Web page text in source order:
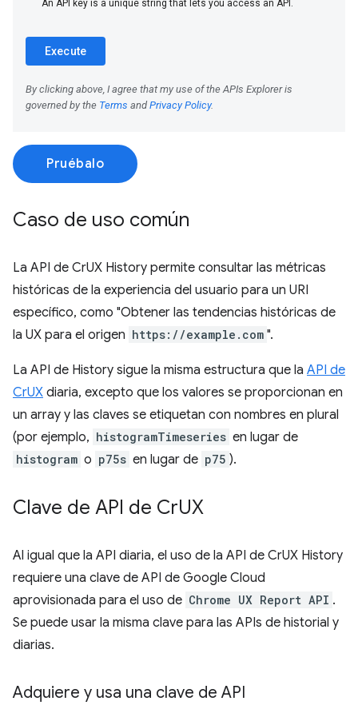
Pruébalo
Caso de uso común
La API de CrUX History permite consultar las métricas
históricas de la experiencia del usuario para un URI
específico, como "Obtener las tendencias históricas de
la UX para el origen https://example.com ".
La API de History sigue la misma estructura que la API de
CrUX diaria, excepto que los valores se proporcionan en
un array y las claves se etiquetan con nombres en plural
(por ejemplo, histogramTimeseries en lugar de
histogram o p75s en lugar de p75 ).
Clave de API de CrUX
Al igual que la API diaria, el uso de la API de CrUX History
requiere una clave de API de Google Cloud
aprovisionada para el uso de Chrome UX Report API .
Se puede usar la misma clave para las APIs de historial y
diarias.
Adquiere y usa una clave de API